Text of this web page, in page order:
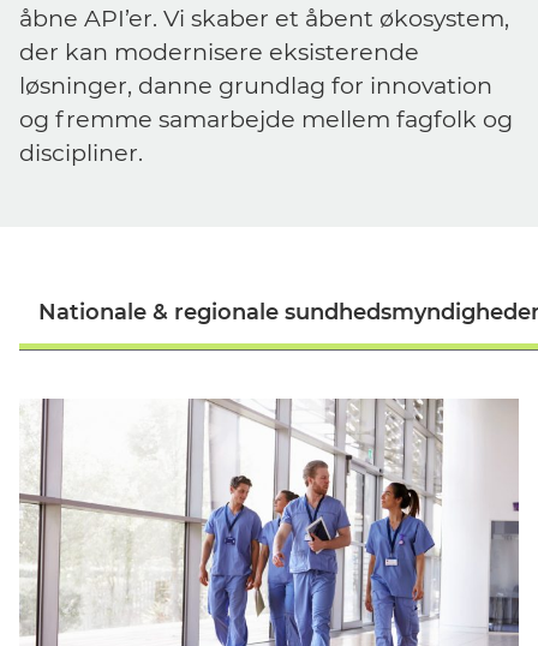
Danmark
åbne API’er. Vi skaber et åbent økosystem,
der kan modernisere eksisterende
løsninger, danne grundlag for innovation
og fremme samarbejde mellem fagfolk og
discipliner.
Nationale & regionale